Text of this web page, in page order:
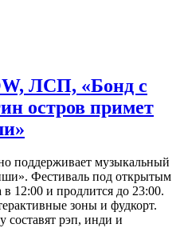
ЛСП, «Бонд с
остров примет
поддерживает музыкальный
Фестиваль под открытым
в 12:00 и продлится до 23:00.
зоны и фудкорт.
рэп, инди и